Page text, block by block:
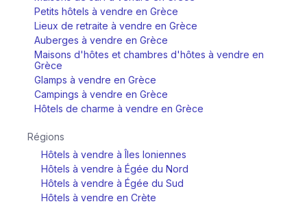
Petits hôtels à vendre en Grèce
Lieux de retraite à vendre en Grèce
Auberges à vendre en Grèce
Maisons d'hôtes et chambres d'hôtes à vendre en
Grèce
Glamps à vendre en Grèce
Campings à vendre en Grèce
Hôtels de charme à vendre en Grèce
Régions
Hôtels à vendre à Îles Ioniennes
Hôtels à vendre à Égée du Nord
Hôtels à vendre à Égée du Sud
Hôtels à vendre en Crète